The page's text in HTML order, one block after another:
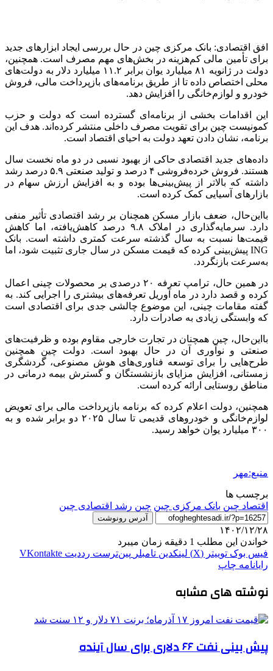
افق اقتصادی: بانک مرکزی چین در حال بررسی ایجاد ابزارهای جدید
برای تأمین مالی کم‌هزینه در بخش‌های مهم مصرف است. همچنین،
دولت در ژانویه ۸۱ میلیارد یوان برابر ۱۱.۲ میلیارد دلار به دولت‌های
محلی اختصاص داده تا از طریق برنامه‌های بازپرداخت مالی، فروش
خودرو و لوازم‌خانگی را افزایش دهد.
این اقدامات بخشی از برنامه‌ای گسترده است که دولت و حزب
کمونیست چین برای تقویت مصرف داخلی منتشر کرده‌اند. هدف این
برنامه، نشان دادن تعهد دولت به احیای اقتصاد است.
داده‌های جدید اقتصادی حاکی از بهبود نسبی در دو ماه نخست سال
هستند. فروش خرده‌فروشی ۴ درصد و تولید صنعتی ۵.۹ درصد رشد
داشته که بالاتر از پیش‌بینی‌ها بوده و به افزایش ارزش سهام در
بازارهای آسیایی کمک کرده است.
بااین‌حال، ضعف بازار مسکن همچنان بر رشد اقتصادی تأثیر منفی
دارد. سرمایه‌گذاری در املاک ۹.۸ درصد کاهش‌یافته، اما کاهش
قیمت‌ها نسبت به سال گذشته سرعت کمتری داشته است. بانک
ING پیش‌بینی کرده که قیمت مسکن در سال جاری تثبیت شود، اما
به‌سرعت بازنگردد.
در همین حال، ترامپ تعرفه ۲۰ درصدی بر محصولات چینی اعمال
کرده و قصد دارد در ماه آوریل تعرفه‌های بیشتری را اجرایی کند. به
گفته مقامات چینی، این موضوع چالشی جدی برای اقتصادی است
که وابستگی زیادی به صادرات دارد.
بااین‌حال، چین همچنان در تجارت خارجی مقاوم بوده و ظرفیت‌های
صنعتی و نوآوری آن در حال بهبود است. دولت چین همچنین
طرح‌هایی را برای توسعه فناوری‌های هوش مصنوعی، گردشگری
زمستانی، افزایش مزایای بازنشستگان و گسترش بیمه درمانی در
مناطق روستایی ارائه کرده است.
همچنین، دولت اعلام کرده که برنامه بازپرداخت مالی برای تعویض
لوازم‌خانگی و خودروهای قدیمی تا سال ۲۰۲۵ دو برابر شده و به
۳۰۰ میلیارد یوان خواهد رسید.
منبع:مهر
برچسب ها
اقتصاد چین بانک مرکزی چین چین رشد اقتصادی چین
آدرس رونوشت
۱۴۰۲/۱۲/۲۸
خواندن این مطلب 1 دقیقه زمان میبرد
فیس بوک توییتر (X) لینکدین ‫تامبلر ‫پین‌ترست ‫رددیت ‫VKontakte
رایانامه چاپ
نوشته های مشابه
پیش بینی نفت ۶۶ دلاری برای سال آینده